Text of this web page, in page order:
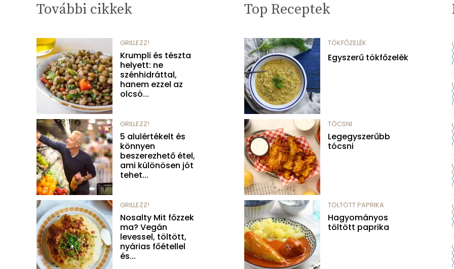
További cikkek
GRILLEZZ!
Krumpli és tészta
helyett: ne
szénhidráttal,
hanem ezzel az
olcsó...
GRILLEZZ!
5 alulértékelt és
könnyen
beszerezhető étel,
ami különösen jót
tehet...
GRILLEZZ!
Nosalty Mit főzzek
ma? Vegán
levessel, töltött,
nyárias főétellel
és...
Top Receptek
TÖKFŐZELÉK
Egyszerű tökfőzelék
TÓCSNI
Legegyszerűbb
tócsni
TÖLTÖTT PAPRIKA
Hagyományos
töltött paprika